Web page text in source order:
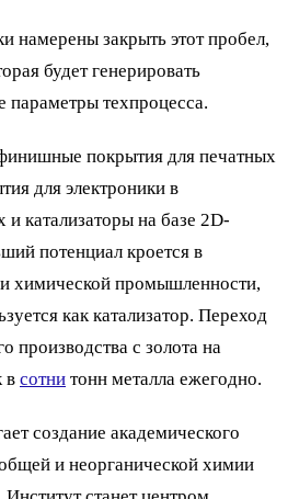
намерены закрыть этот пробел,
будет генерировать
параметры техпроцесса.
покрытия для печатных
для электроники в
и катализаторы на базе 2D-
потенциал кроется в
химической промышленности,
как катализатор. Переход
производства с золота на
в сотни тонн металла ежегодно.
создание академического
и неорганической химии